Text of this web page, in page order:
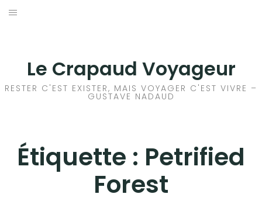
Aller
Le Crapaud Voyageur
RESTER C'EST EXISTER, MAIS VOYAGER C'EST VIVRE –
GUSTAVE NADAUD
Étiquette : Petrified
Forest
EUROPE
ASIE